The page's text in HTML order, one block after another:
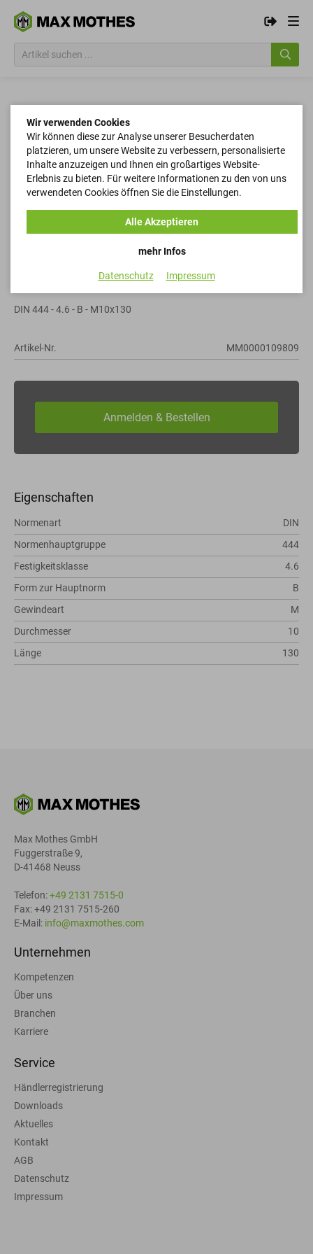
Augenschrauben
DIN 444 - 4.6 - B - M10x130
Artikel-Nr. MM0000109809
Eigenschaften
Normenart
DIN
Normenhauptgruppe
444
Festigkeitsklasse
4.6
Form zur Hauptnorm
B
Gewindeart
M
Durchmesser
10
Länge
130
Max Mothes GmbH
Fuggerstraße 9,
D-41468 Neuss
Telefon:+49 2131 7515-0
Fax: +49 2131 7515-260
E-Mail: info@maxmothes.com
Unternehmen
Kompetenzen
Über uns
Branchen
Karriere
Service
Händlerregistrierung
Downloads
Aktuelles
Kontakt
AGB
Datenschutz
Impressum
Wir verwenden Cookies
Wir können diese zur Analyse unserer Besucherdaten
platzieren, um unsere Website zu verbessern, personalisierte
Inhalte anzuzeigen und Ihnen ein großartiges Website-
Erlebnis zu bieten. Für weitere Informationen zu den von uns
verwendeten Cookies öffnen Sie die Einstellungen.
mehr Infos
Alle Akzeptieren
Datenschutz Impressum